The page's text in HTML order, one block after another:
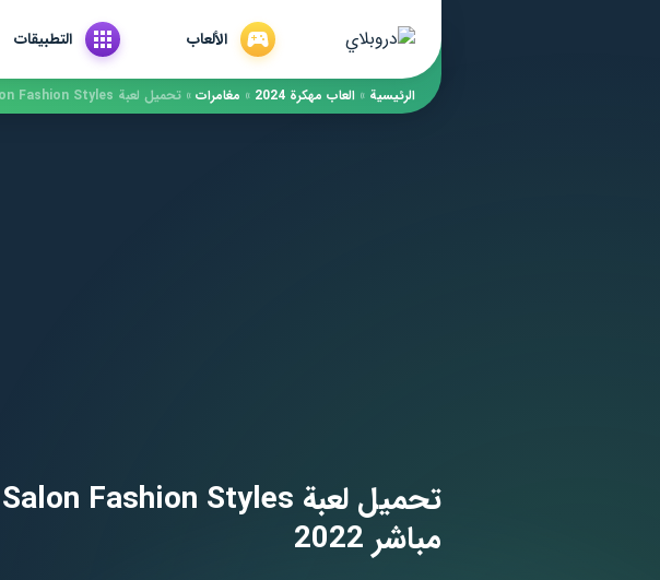
الألعاب التطبيقات
الرئيسية » العاب مهكرة 2024 » مغامرات » تحميل لعبة Dress up Salon Fashion Styles مهكرة للاندرويد apk والايفون برابط مباشر 2022
مباشر 2022